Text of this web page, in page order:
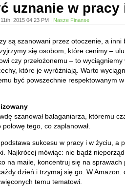
uznanie w pracy
2015 04:23 PM | Nasze Finanse
są szanowani przez otoczenie, a inni
się osobom, które cenimy –
czy przełożonemu – to
które je wyróżniają. Warto
być powszechnie respektowanym
szanował bałaganiarza, któremu
tego, co zaplanował.
sukcesu w pracy i w życiu, a
Najkrócej mówiąc: nie bądź
na maile, koncentruj się na sprawach
dzień i trzymaj się go. W Amazon.
temu tematowi.